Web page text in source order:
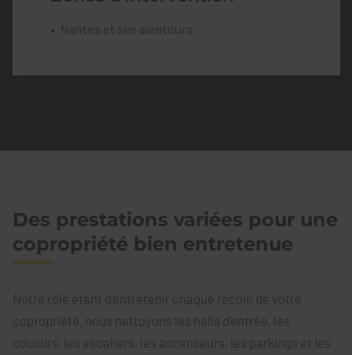
Nantes et ses alentours.
Des prestations variées pour une
copropriété bien entretenue
Notre rôle étant d’entretenir chaque recoin de votre
copropriété, nous nettoyons les halls d’entrée, les
couloirs, les escaliers, les ascenseurs, les parkings et les